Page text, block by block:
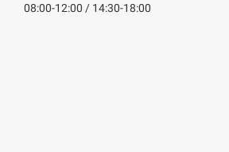
08:00-12:00 / 14:30-18:00